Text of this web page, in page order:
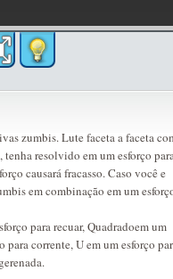
zumbis. Lute faceta a faceta
resolvido em um esforço
causará fracasso. Caso você e
em combinação em um
para recuar, Quadradoem um
para corrente, U em um esforço